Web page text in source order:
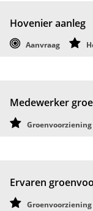
Hovenier aanleg
Aanvraag
Medewerker
Groenvoorziening
Ervaren
Groenvoorziening